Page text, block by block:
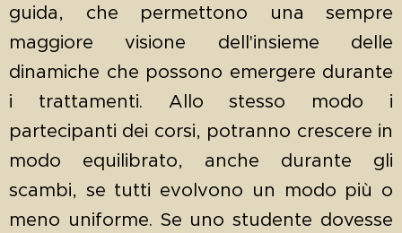
guida, che permettono una sempre
maggiore visione dell'insieme delle
dinamiche che possono emergere durante
i trattamenti. Allo stesso modo i
partecipanti dei corsi, potranno crescere in
modo equilibrato, anche durante gli
scambi, se tutti evolvono un modo più o
meno uniforme. Se uno studente dovesse